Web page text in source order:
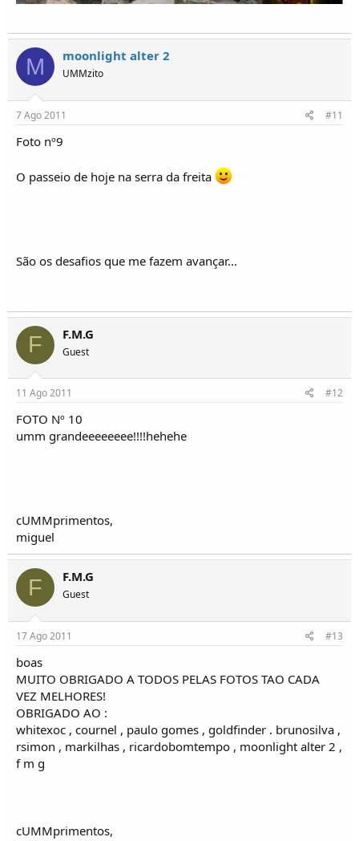
M moonlight alter 2
UMMzito
7 Ago 2011 #11
Foto nº9
O passeio de hoje na serra da freita
São os desafios que me fazem avançar...
F F.M.G
Guest
11 Ago 2011 #12
FOTO Nº 10
umm grandeeeeeeee!!!!hehehe
cUMMprimentos,
miguel
F F.M.G
Guest
17 Ago 2011 #13
boas
MUITO OBRIGADO A TODOS PELAS FOTOS TAO CADA
VEZ MELHORES!
OBRIGADO AO :
whitexoc , cournel , paulo gomes , goldfinder . brunosilva ,
rsimon , markilhas , ricardobomtempo , moonlight alter 2 ,
f m g
cUMMprimentos,